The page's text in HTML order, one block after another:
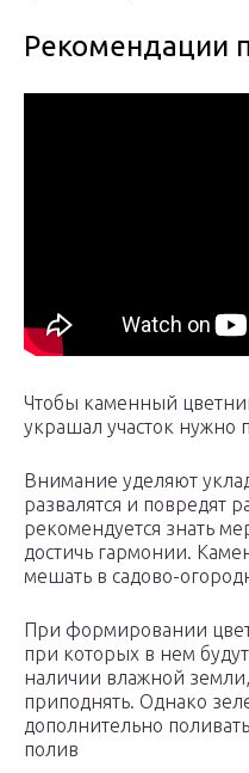
Рекомендации
Чтобы каменный
украшал участок нужно
Внимание уделяют
развалятся и повредят
рекомендуется знать
достичь гармонии.
мешать в садово-
При формировании
при которых в нем
наличии влажной
приподнять. Однако
дополнительно
полив